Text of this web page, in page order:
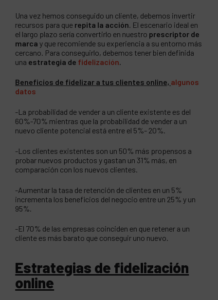
Una vez hemos conseguido un cliente, debemos invertir
recursos para que repita la acción . El escenario ideal en
el largo plazo sería convertirlo en nuestro prescriptor de
marca y que recomiende su experiencia a su entorno más
cercano. Para conseguirlo, debemos tener bien definida
una estrategia de fidelización
Beneficios de fidelizar a tus clientes online, algunos
datos
-La probabilidad de vender a un cliente existente es del
60%-70% mientras que la probabilidad de vender a un
nuevo cliente potencial está entre el 5%- 20%.
-Los clientes existentes son un 50% más propensos a
probar nuevos productos y gastan un 31% más, en
comparación con los nuevos clientes.
-Aumentar la tasa de retención de clientes en un 5%
incrementa los beneficios del negocio entre un 25% y un
95%.
-El 70% de las empresas coinciden en que retener a un
cliente es más barato que conseguir uno nuevo.
Estrategias de fidelización
online